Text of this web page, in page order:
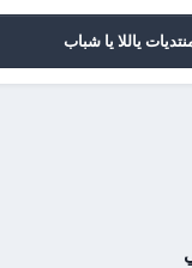
ياللا يا شباب